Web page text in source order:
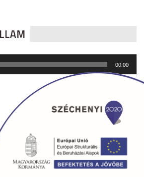
00:00
uszod.hu Minden jog fenntartva. •
Készítette:fridrik.me